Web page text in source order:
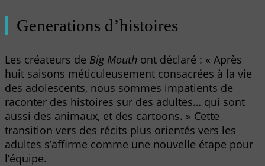
Generations d’histoires
Les créateurs de Big Mouth ont déclaré : « Après
huit saisons méticuleusement consacrées à la vie
des adolescents, nous sommes impatients de
raconter des histoires sur des adultes… qui sont
aussi des animaux, et des cartoons. » Cette
transition vers des récits plus orientés vers les
adultes s’affirme comme une nouvelle étape pour
l’équipe.